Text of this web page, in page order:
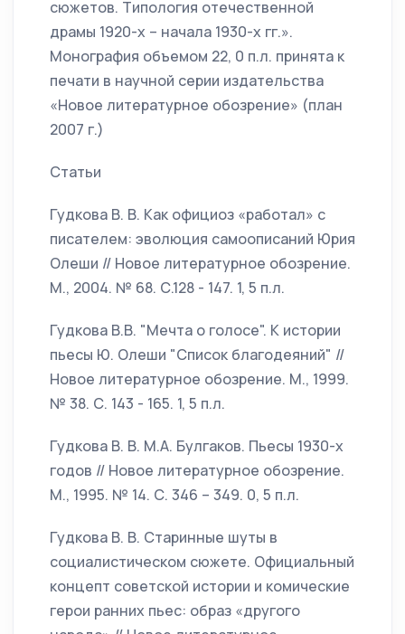
сюжетов. Типология отечественной
драмы 1920-х – начала 1930-х гг.».
Монография объемом 22, 0 п.л. принята к
печати в научной серии издательства
«Новое литературное обозрение» (план
2007 г.)
Статьи
Гудкова В. В. Как официоз «работал» с
писателем: эволюция самоописаний Юрия
Олеши // Новое литературное обозрение.
М., 2004. № 68. С.128 - 147. 1, 5 п.л.
Гудкова В.В. "Мечта о голосе". К истории
пьесы Ю. Олеши "Список благодеяний" //
Новое литературное обозрение. М., 1999.
№ 38. С. 143 - 165. 1, 5 п.л.
Гудкова В. В. М.А. Булгаков. Пьесы 1930-х
годов // Новое литературное обозрение.
М., 1995. № 14. С. 346 – 349. 0, 5 п.л.
Гудкова В. В. Старинные шуты в
социалистическом сюжете. Официальный
концепт советской истории и комические
герои ранних пьес: образ «другого